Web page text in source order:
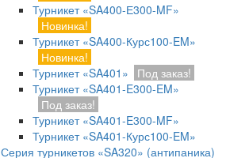
Турникет «SA400-Е300-MF»
Новинка!
Турникет «SA400-Курс100-EM»
Новинка!
Турникет «SA401»
Под заказ!
Турникет «SA401-E300-EM»
Под заказ!
Турникет «SA401-E300-MF»
Турникет «SA401-Курс100-EM»
Серия турникетов «SA320» (антипаника)